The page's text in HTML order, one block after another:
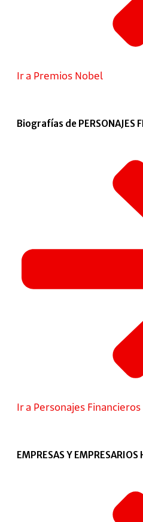
Ir a Premios Nobel
Biografías de PERSONAJES
Ir a Personajes Financieros
EMPRESAS Y EMPRESARIOS